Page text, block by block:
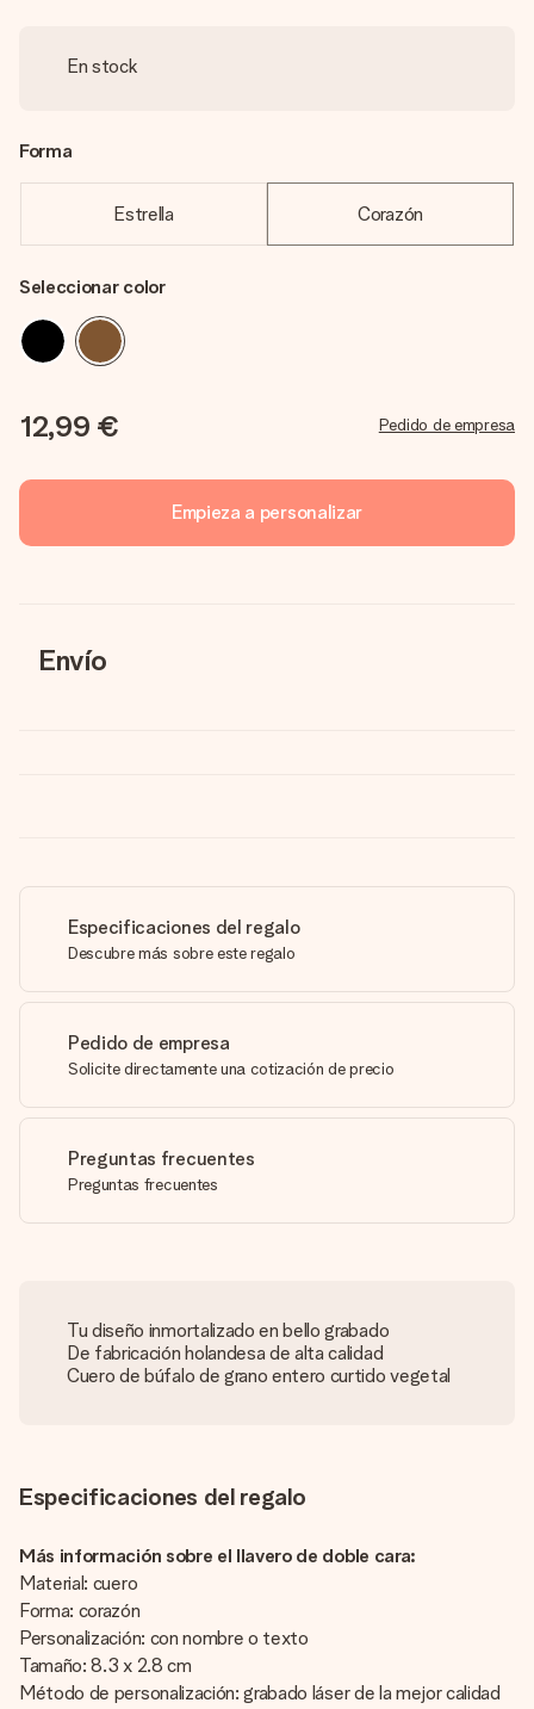
En stock
Forma
Estrella Corazón
Seleccionar color
12,99 € Pedido de empresa
Empieza a personalizar
Envío
Especificaciones del regalo
Descubre más sobre este regalo
Pedido de empresa
Solicite directamente una cotización de precio
Preguntas frecuentes
Preguntas frecuentes
Tu diseño inmortalizado en bello grabado
De fabricación holandesa de alta calidad
Cuero de búfalo de grano entero curtido vegetal
Especificaciones del regalo
Más información sobre el llavero de doble cara:
Material: cuero
Forma: corazón
Personalización: con nombre o texto
Tamaño: 8.3 x 2.8 cm
Método de personalización: grabado láser de la mejor calidad